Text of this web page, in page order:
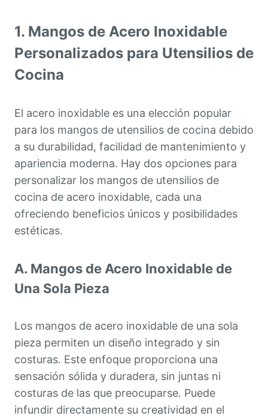
1. Mangos de Acero Inoxidable
Personalizados para Utensilios de
Cocina
El acero inoxidable es una elección popular
para los mangos de utensilios de cocina debido
a su durabilidad, facilidad de mantenimiento y
apariencia moderna. Hay dos opciones para
personalizar los mangos de utensilios de
cocina de acero inoxidable, cada una
ofreciendo beneficios únicos y posibilidades
estéticas.
A. Mangos de Acero Inoxidable de
Una Sola Pieza
Los mangos de acero inoxidable de una sola
pieza permiten un diseño integrado y sin
costuras. Este enfoque proporciona una
sensación sólida y duradera, sin juntas ni
costuras de las que preocuparse. Puede
infundir directamente su creatividad en el